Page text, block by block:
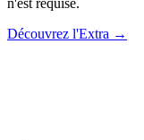
Découvrez l'Extra →